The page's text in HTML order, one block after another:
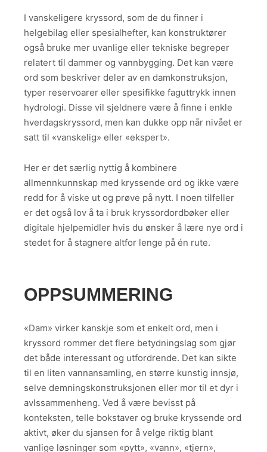
I vanskeligere kryssord, som de du finner i
helgebilag eller spesialhefter, kan konstruktører
også bruke mer uvanlige eller tekniske begreper
relatert til dammer og vannbygging. Det kan være
ord som beskriver deler av en damkonstruksjon,
typer reservoarer eller spesifikke faguttrykk innen
hydrologi. Disse vil sjeldnere være å finne i enkle
hverdagskryssord, men kan dukke opp når nivået er
satt til «vanskelig» eller «ekspert».
Her er det særlig nyttig å kombinere
allmennkunnskap med kryssende ord og ikke være
redd for å viske ut og prøve på nytt. I noen tilfeller
er det også lov å ta i bruk kryssordordbøker eller
digitale hjelpemidler hvis du ønsker å lære nye ord i
stedet for å stagnere altfor lenge på én rute.
OPPSUMMERING
«Dam» virker kanskje som et enkelt ord, men i
kryssord rommer det flere betydningslag som gjør
det både interessant og utfordrende. Det kan sikte
til en liten vannansamling, en større kunstig innsjø,
selve demningskonstruksjonen eller mor til et dyr i
avlssammenheng. Ved å være bevisst på
konteksten, telle bokstaver og bruke kryssende ord
aktivt, øker du sjansen for å velge riktig blant
vanlige løsninger som «pytt», «vann», «tjern»,